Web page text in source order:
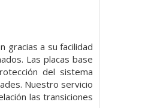
gracias a su facilidad
Las placas base
del sistema
Nuestro servicio
las transiciones